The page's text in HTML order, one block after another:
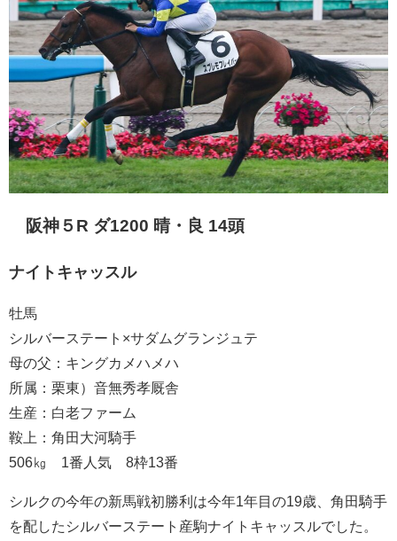
阪神５R ダ1200 晴・良 14頭
ナイトキャッスル
牡馬
シルバーステート×サダムグランジュテ
母の父：キングカメハメハ
所属：栗東）音無秀孝厩舎
生産：白老ファーム
鞍上：角田大河騎手
506㎏ 1番人気 8枠13番
シルクの今年の新馬戦初勝利は今年1年目の19歳、角田騎手
を配したシルバーステート産駒ナイトキャッスルでした。